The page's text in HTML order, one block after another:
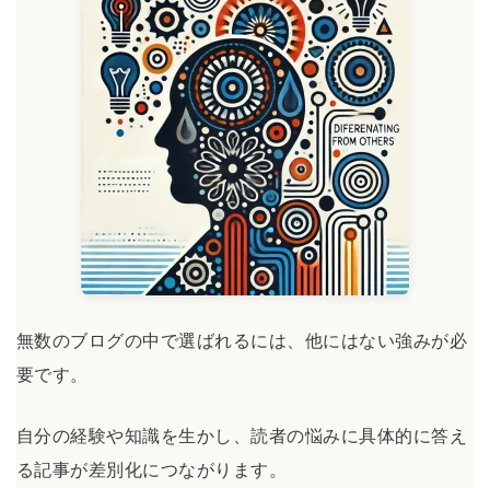
無数のブログの中で選ばれるには、他にはない強みが必
要です。
自分の経験や知識を生かし、読者の悩みに具体的に答え
る記事が差別化につながります。